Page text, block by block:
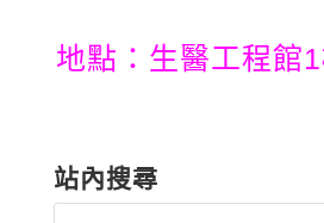
地點：生醫工程館
站內搜尋